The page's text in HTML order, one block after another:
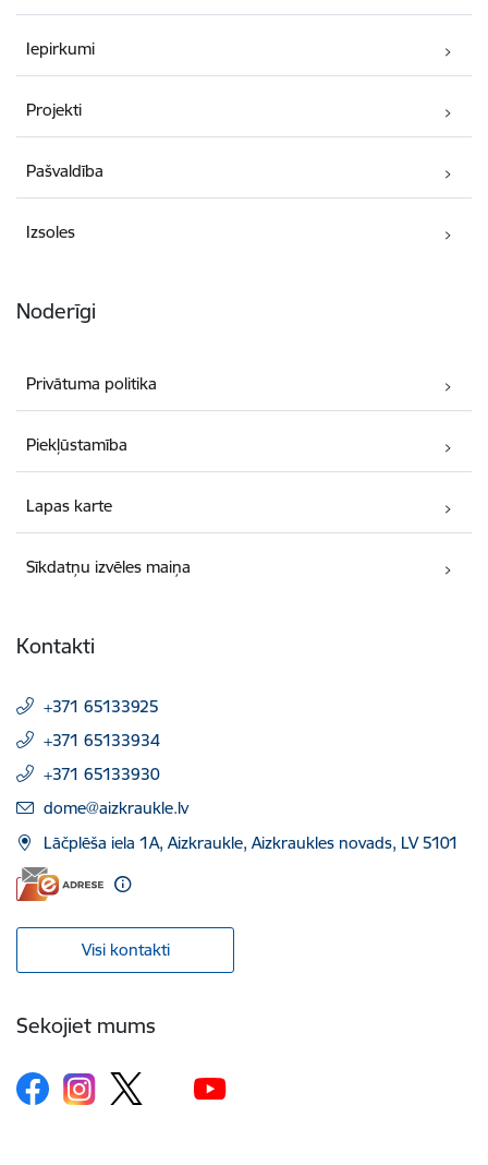
Iepirkumi
Projekti
Pašvaldība
Izsoles
Noderīgi
Privātuma politika
Piekļūstamība
Lapas karte
Sīkdatņu izvēles maiņa
Kontakti
+371 65133925
+371 65133934
+371 65133930
E-pasts:
dome@aizkraukle.lv
Lāčplēša iela 1A, Aizkraukle, Aizkraukles novads, LV 5101
Visi kontakti
Sekojiet mums